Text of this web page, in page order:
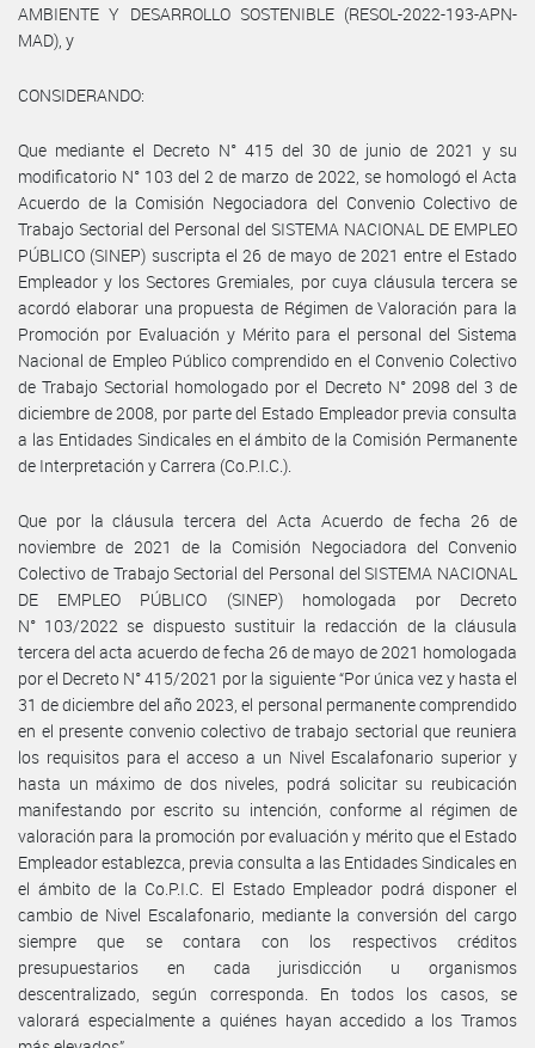
AMBIENTE Y DESARROLLO SOSTENIBLE (RESOL-2022-193-APN-
MAD), y
CONSIDERANDO:
Que mediante el Decreto N° 415 del 30 de junio de 2021 y su
modificatorio N° 103 del 2 de marzo de 2022, se homologó el Acta
Acuerdo de la Comisión Negociadora del Convenio Colectivo de
Trabajo Sectorial del Personal del SISTEMA NACIONAL DE EMPLEO
PÚBLICO (SINEP) suscripta el 26 de mayo de 2021 entre el Estado
Empleador y los Sectores Gremiales, por cuya cláusula tercera se
acordó elaborar una propuesta de Régimen de Valoración para la
Promoción por Evaluación y Mérito para el personal del Sistema
Nacional de Empleo Público comprendido en el Convenio Colectivo
de Trabajo Sectorial homologado por el Decreto N° 2098 del 3 de
diciembre de 2008, por parte del Estado Empleador previa consulta
a las Entidades Sindicales en el ámbito de la Comisión Permanente
de Interpretación y Carrera (Co.P.I.C.).
Que por la cláusula tercera del Acta Acuerdo de fecha 26 de
noviembre de 2021 de la Comisión Negociadora del Convenio
Colectivo de Trabajo Sectorial del Personal del SISTEMA NACIONAL
DE EMPLEO PÚBLICO (SINEP) homologada por Decreto
N° 103/2022 se dispuesto sustituir la redacción de la cláusula
tercera del acta acuerdo de fecha 26 de mayo de 2021 homologada
por el Decreto N° 415/2021 por la siguiente “Por única vez y hasta el
31 de diciembre del año 2023, el personal permanente comprendido
en el presente convenio colectivo de trabajo sectorial que reuniera
los requisitos para el acceso a un Nivel Escalafonario superior y
hasta un máximo de dos niveles, podrá solicitar su reubicación
manifestando por escrito su intención, conforme al régimen de
valoración para la promoción por evaluación y mérito que el Estado
Empleador establezca, previa consulta a las Entidades Sindicales en
el ámbito de la Co.P.I.C. El Estado Empleador podrá disponer el
cambio de Nivel Escalafonario, mediante la conversión del cargo
siempre que se contara con los respectivos créditos
presupuestarios en cada jurisdicción u organismos
descentralizado, según corresponda. En todos los casos, se
valorará especialmente a quiénes hayan accedido a los Tramos